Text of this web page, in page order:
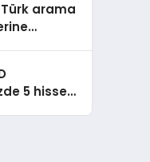
arama
5 hisse